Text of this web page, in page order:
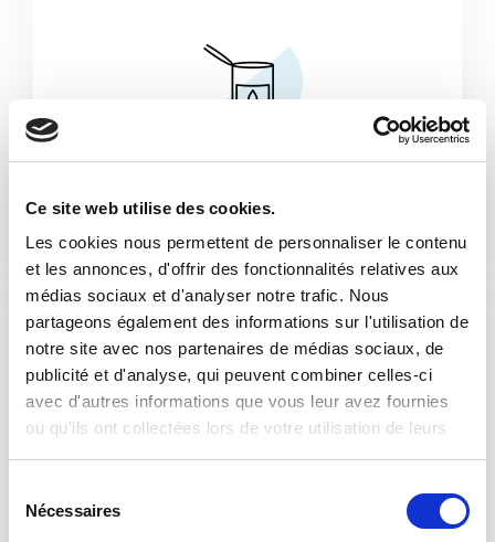
Ce site web utilise des cookies.
Les cookies nous permettent de personnaliser le contenu
et les annonces, d'offrir des fonctionnalités relatives aux
médias sociaux et d'analyser notre trafic. Nous
partageons également des informations sur l'utilisation de
notre site avec nos partenaires de médias sociaux, de
publicité et d'analyse, qui peuvent combiner celles-ci
avec d'autres informations que vous leur avez fournies
ou qu'ils ont collectées lors de votre utilisation de leurs
Nécessaires
Secteur alimentaire